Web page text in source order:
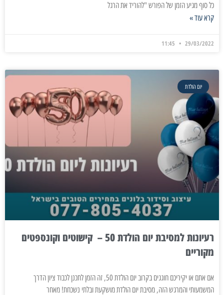
כל סוף מגיע הזמן של הפורש "להוריד את הרגל
קרא עוד »
29/03/2022
יום הולדת
רעיונות למסיבת יום הולדת 50 – קישוטים וקונספטים
מקוריים
אם אתם או יקיריכם חוגגים בקרוב יום הולדת 50, זה הזמן לתכנן לכבוד ציון הדרך
המשמעותי והמרגש הזה, מסיבת יום הולדת מושקעת ובלתי נשכחת! מאחר